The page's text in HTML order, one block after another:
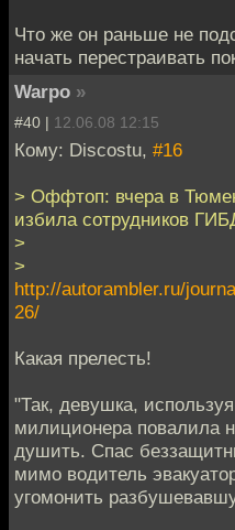
Что же он раньше не
начать перестраивать
Warpo »
#40 | 12.06.08 12:15
Кому: Discostu, #16
> Оффтоп: вчера в
избила сотрудников
>
>
http://autorambler.ru/
26/
Какая прелесть!
"Так, девушка,
милиционера повалила
душить. Спас
мимо водитель
угомонить